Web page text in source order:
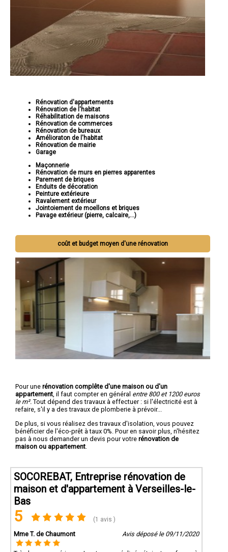
Rénovation d'appartements
Rénovation de l'habitat
Réhabilitation de maisons
Rénovation de commerces
Rénovation de bureaux
Amélioraton de l'habitat
Rénovation de mairie
Garage
Maçonnerie
Rénovation de murs en pierres apparentes
Parement de briques
Enduits de décoration
Peinture extérieure
Ravalement extérieur
Jointoiement de moellons et briques
Pavage extérieur (pierre, calcaire,...)
coût et budget moyen d'une rénovation
Pour une rénovation complête d'une maison ou d'un
appartement , il faut compter en général entre 800 et 1200 euros
le m². Tout dépend des travaux à effectuer : si l'électricité est à
refaire, s'il y a des travaux de plomberie à prévoir...
De plus, si vous réalisez des travaux d'isolation, vous pouvez
bénéficier de l'éco-prêt à taux 0%. Pour en savoir plus, n'hésitez
pas à nous demander un devis pour votre rénovation de
maison ou appartement
SOCOREBAT, Entreprise rénovation de
maison et d'appartement à Verseilles-le-
Bas
5 (1 avis )
Mme T. de Chaumont Avis déposé le 09/11/2020